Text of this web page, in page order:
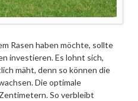
Rasen haben möchte, sollte
investieren. Es lohnt sich,
mäht, denn so können die
Die optimale
So verbleibt